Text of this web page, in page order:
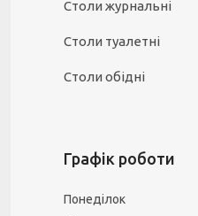
Столи журнальні
Столи туалетні
Столи обідні
Графік роботи
Понеділок